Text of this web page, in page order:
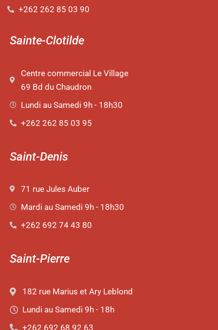
+262 262 85 03 90
Sainte-Clotilde
Centre commercial Le Village
69 Bd du Chaudron
Lundi au Samedi 9h - 18h30
+262 262 85 03 95
Saint-Denis
71 rue Jules Auber
Mardi au Samedi 9h - 18h30
+262 692 74 43 80
Saint-Pierre
182 rue Marius et Ary Leblond
Lundi au Samedi 9h - 18h
+262 692 68 92 63